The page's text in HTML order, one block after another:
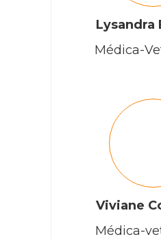
Lysandra
Médica-
Viviane
Médica-